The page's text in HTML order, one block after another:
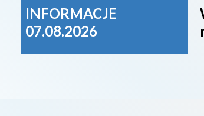
INFORMACJE
07.08.2026